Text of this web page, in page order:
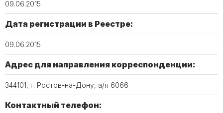
09.06.2015
Дата регистрации в Реестре:
09.06.2015
Адрес для направления корреспонденции:
344101, г. Ростов-на-Дону, а/я 6066
Контактный телефон: